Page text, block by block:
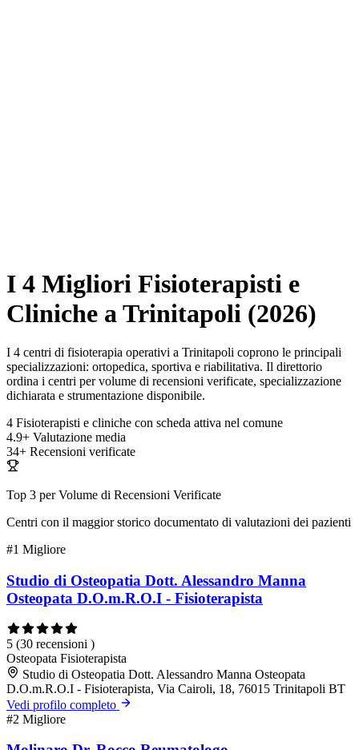
I 4 Migliori Fisioterapisti e
Cliniche a Trinitapoli (2026)
I 4 centri di fisioterapia operativi a Trinitapoli coprono le principali
specializzazioni: ortopedica, sportiva e riabilitativa. Il direttorio
ordina i centri per volume di recensioni verificate, specializzazione
dichiarata e strumentazione disponibile.
4 Fisioterapisti e cliniche con scheda attiva nel comune
4.9+ Valutazione media
34+ Recensioni verificate
Top 3 per Volume di Recensioni Verificate
Centri con il maggior storico documentato di valutazioni dei pazienti
#1 Migliore
Studio di Osteopatia Dott. Alessandro Manna
Osteopata D.O.m.R.O.I - Fisioterapista
5 (30 recensioni )
Osteopata Fisioterapista
Studio di Osteopatia Dott. Alessandro Manna Osteopata
D.O.m.R.O.I - Fisioterapista, Via Cairoli, 18, 76015 Trinitapoli BT
Vedi profilo completo
#2 Migliore